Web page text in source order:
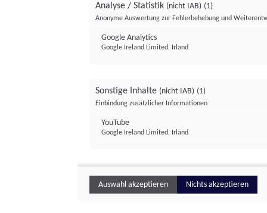
Analyse / Statistik (nicht IAB) (1)
Anonyme Auswertung zur Fehlerbehebung und
Google Analytics
Google Ireland Limited, Irland
Sonstige Inhalte (nicht IAB) (1)
Einbindung zusätzlicher Informationen
YouTube
Google Ireland Limited, Irland
Auswahl akzeptieren Nichts akzeptieren